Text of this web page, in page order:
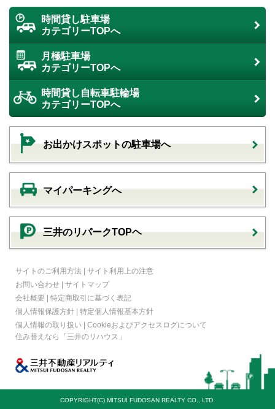
時間貸し駐車場
カテゴリーTOPへ
月極駐車場
カテゴリーTOPへ
時間貸し自転車駐輪場
カテゴリーTOPへ
お出かけスポットの駐車場へ
マイパーキングへ
三井のリパークTOPヘ
サイトのご利用方法 | サイト利用上の注意
お問い合わせ | サイトマップ
会社概要 | 特定商取引に基づく表記
個人情報保護方針 | 特定個人情報基本方針
個人情報の取り扱い | Cookieおよびアクセスログについて
住み替えなら
「三井のリハウス」
COPYRIGHT(C) MITSUI FUDOSAN REALTY CO., LTD.